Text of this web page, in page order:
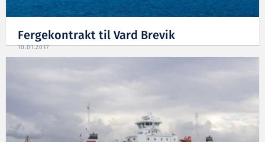
Fergekontrakt til Vard Brevik
10.01.2017